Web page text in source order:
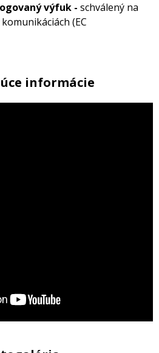
výfuk - schválený na
(EC
informácie